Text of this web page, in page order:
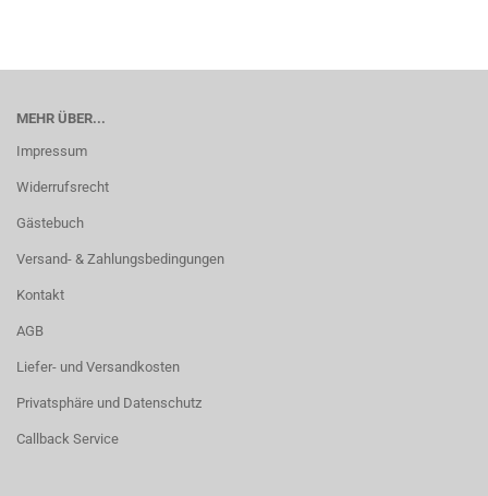
MEHR ÜBER...
Impressum
Widerrufsrecht
Gästebuch
Versand- & Zahlungsbedingungen
Kontakt
AGB
Liefer- und Versandkosten
Privatsphäre und Datenschutz
Callback Service